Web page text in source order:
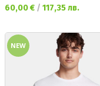
Текуща цена:
60,00 € / 117,35 лв.
NEW